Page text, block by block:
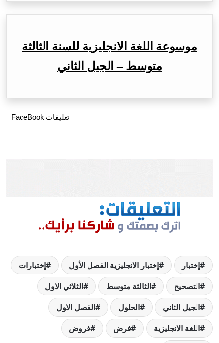
موسوعة اللغة الانجليزية للسنة الثالثة
متوسط – الجيل الثاني
تعليقات FaceBook
إختبار إختبار الانجليزية الفصل الأول
إختبارات
التصحيح
الثالثة متوسط
الثلاثي الاول
الجيل الثاني
الحلول
الفصل الاول
اللغة الانجليزية
فرض
فروض